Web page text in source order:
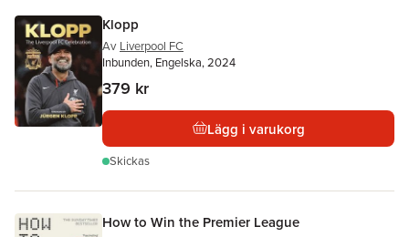
Klopp
Av Liverpool FC
Inbunden, Engelska, 2024
379 kr
Lägg i varukorg
Skickas
How to Win the Premier League